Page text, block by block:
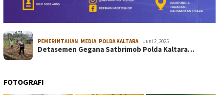
PEMERINTAHAN MEDIA POLDA KALTARA Juni 2, 2025
Detasemen Gegana Satbrimob Polda Kaltara…
FOTOGRAFI